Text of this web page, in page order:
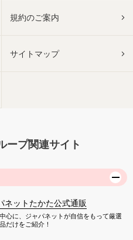
規約のご案内
サイトマップ
ープ関連サイト
ネットたかた公式通販
心に、ジャパネットが自信をもって厳選
だけをご紹介！